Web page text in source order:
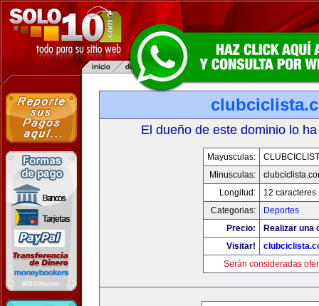
El dueño de este dominio lo
Mayusculas:
Minusculas:
Longitud:
12 caracteres
Categorias:
Deportes
Precio:
Realizar una
Visitar!
Serán consideradas